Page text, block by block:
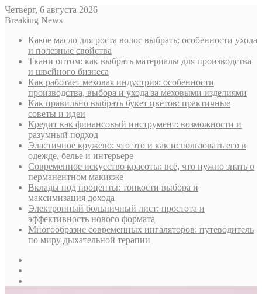
Четверг, 6 августа 2026
Breaking News
Какое масло для роста волос выбрать: особенности ухода
и полезные свойства
Ткани оптом: как выбрать материалы для производства
и швейного бизнеса
Как работает меховая индустрия: особенности
производства, выбора и ухода за меховыми изделиями
Как правильно выбрать букет цветов: практичные
советы и идеи
Кредит как финансовый инструмент: возможности и
разумный подход
Эластичное кружево: что это и как использовать его в
одежде, белье и интерьере
Современное искусство красоты: всё, что нужно знать о
перманентном макияже
Вклады под проценты: тонкости выбора и
максимизация дохода
Электронный больничный лист: простота и
эффективность нового формата
Многообразие современных ингаляторов: путеводитель
по миру дыхательной терапии